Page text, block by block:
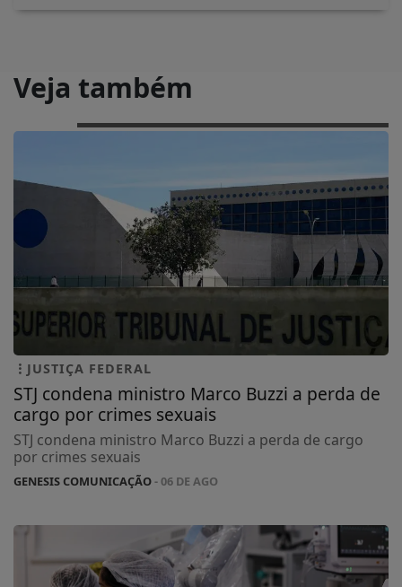
Veja também
JUSTIÇA FEDERAL
STJ condena ministro Marco Buzzi a perda de
cargo por crimes sexuais
STJ condena ministro Marco Buzzi a perda de cargo
por crimes sexuais
GENESIS COMUNICAÇÃO- 06 DE AGO